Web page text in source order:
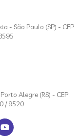
- São Paulo (SP) - CEP:
Alegre (RS) - CEP:
/ 9520